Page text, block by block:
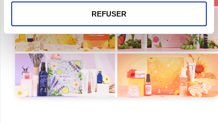
REFUSER